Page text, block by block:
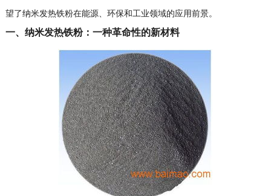
望了纳米发热铁粉在能源、环保和工业领域的应用前景。
一、纳米发热铁粉：一种革命性的新材料